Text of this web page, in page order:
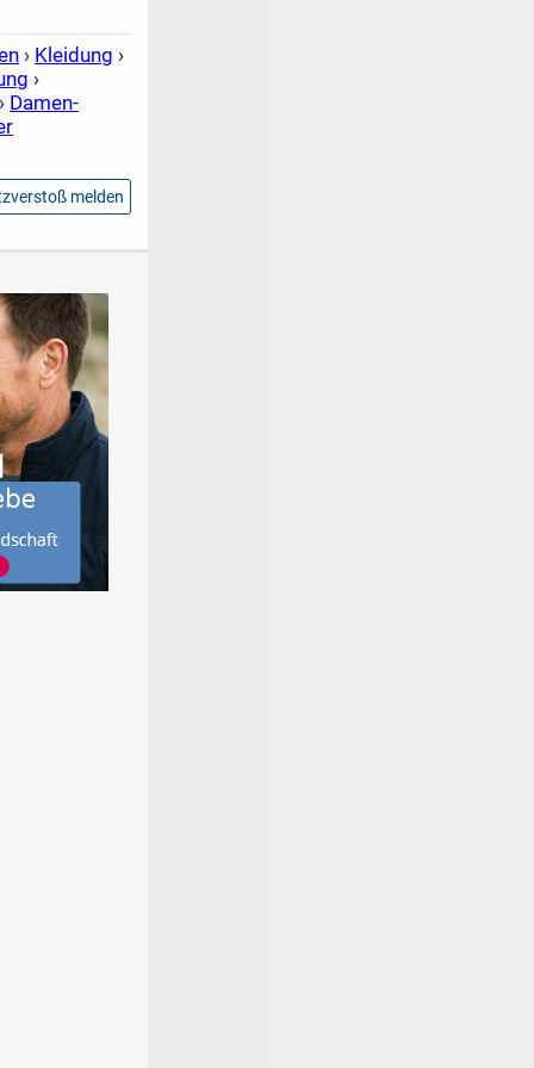
› Kleidung ›
›
› Damen-
melden